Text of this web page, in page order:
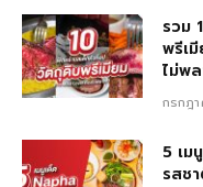
รวม
พรีเ
ไม่พ
กรกฎ
5 เม
รสช